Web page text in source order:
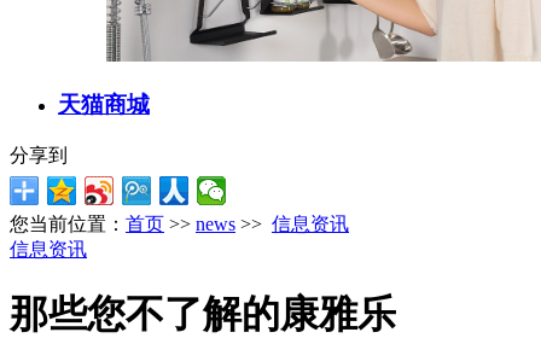
天猫商城
分享到
您当前位置： 首页 >> news >> 信息资讯
信息资讯
那些您不了解的康雅乐